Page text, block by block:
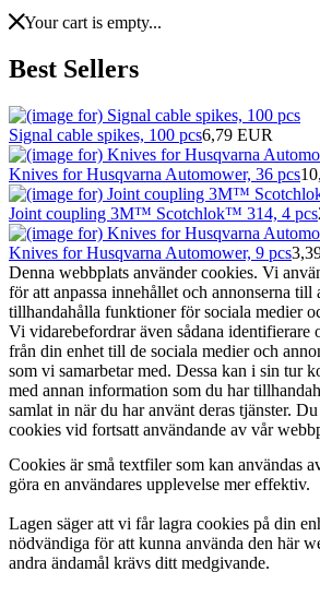
Your cart is empty...
Best Sellers
Signal cable spikes, 100 pcs6,79 EUR
Knives for Husqvarna Automower, 36 pcs
Joint coupling 3M™ Scotchlok™ 314, 4 pcs
Knives for Husqvarna Automower, 9 pcs
Denna webbplats använder cookies. Vi
för att anpassa innehållet och annonserna till
tillhandahålla funktioner för sociala medier
Vi vidarebefordrar även sådana identifierare
från din enhet till de sociala medier och
som vi samarbetar med. Dessa kan i sin tur
med annan information som du har
samlat in när du har använt deras tjänster.
cookies vid fortsatt användande av vår
Cookies är små textfiler som kan användas
göra en användares upplevelse mer effektiv.
Lagen säger att vi får lagra cookies på din
nödvändiga för att kunna använda den här
andra ändamål krävs ditt medgivande.